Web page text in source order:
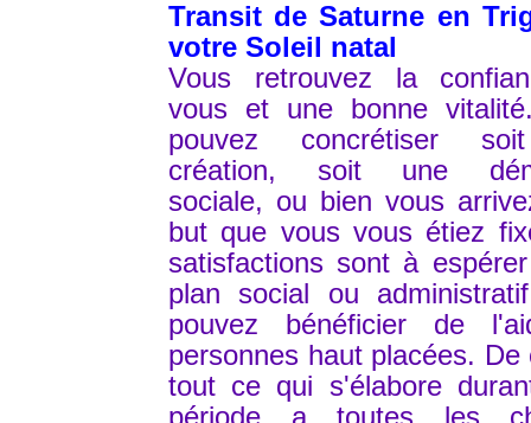
Transit de Saturne en
votre Soleil natal
Vous retrouvez la
vous et une bonne
pouvez concrétiser
création, soit une
sociale, ou bien vous
but que vous vous étiez
satisfactions sont à
plan social ou
pouvez bénéficier de
personnes haut placées. De
tout ce qui s'élabore